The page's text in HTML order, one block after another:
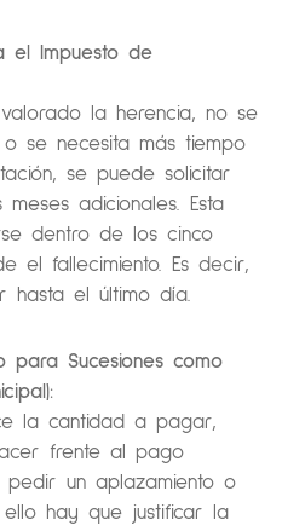
el Impuesto de
la herencia, no se
se necesita más tiempo
se puede solicitar
adicionales. Esta
dentro de los cinco
el fallecimiento. Es decir,
hasta el último día.
para Sucesiones como
la cantidad a pagar,
frente al pago
pedir un aplazamiento o
ello hay que justificar la